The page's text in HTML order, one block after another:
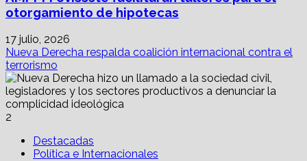
otorgamiento de hipotecas
17 julio, 2026
Nueva Derecha respalda coalición internacional contra el
terrorismo
2
Destacadas
Política e Internacionales